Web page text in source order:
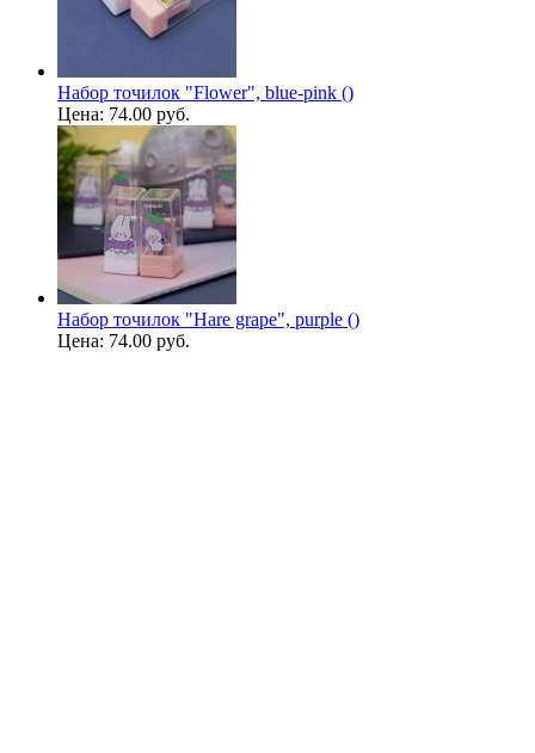
Набор точилок "Flower", blue-pink ()
Цена: 74.00 руб.
Набор точилок "Hare grape", purple ()
Цена: 74.00 руб.